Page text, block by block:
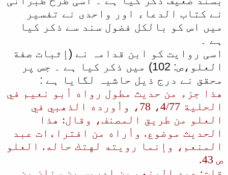
نے کتاب الدعاء اور واحدی نے تفسیر
میں اس کو بالکل فضول سند سے ذکر کیا
ہے ۔
اسی روایت کو ابن قدامہ نے (إثبات صفة
العلو،ص: 102) میں ذکر کیا ہے ۔ جس پر
محقق نے درج ذیل حاشیہ لگایا ہے :
هذا جزء من حديث مطول رواه أبو نعيم في
الحلية 4/77، 78، وأورده الذهبي في
العلو من طريق المصنف، وقال: هذا
الحديث موضوع. وأراه من افتراءات عبد
المنعم، وإنما رويته لهتك حاله. العلو
ص 43.
قلت: عبد المنعم بن إدريس بن سنان بن